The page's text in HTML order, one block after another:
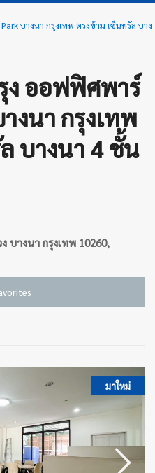
บางนา กรุงเทพ ตรงข้าม เซ็นทรัล บาง
ง ออฟฟิศพาร์
งนา กรุงเทพ
บางนา 4 ชั้น
บางนา กรุงเทพ 10260,
มาใหม่